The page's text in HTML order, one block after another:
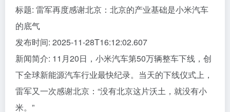
标题: 雷军再度感谢北京：北京的产业基础是小米汽车
的底气
发布时间: 2025-11-28T16:12:02.607
新闻简介: 11月20日，小米汽车第50万辆整车下线，创
下全球新能源汽车行业最快纪录‌。当天的下线仪式上，
雷军又一次感谢北京：“没有北京这片沃土，就没有小
米。”